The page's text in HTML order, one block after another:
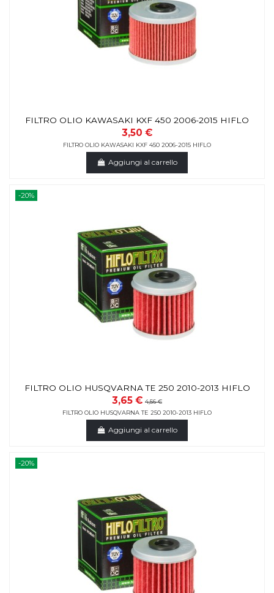
FILTRO OLIO KAWASAKI KXF 450 2006-2015 HIFLO
3,50 €
FILTRO OLIO KAWASAKI KXF 450 2006-2015 HIFLO
Aggiungi al carrello
-20%
FILTRO OLIO HUSQVARNA TE 250 2010-2013 HIFLO
3,65 € 4,56 €
FILTRO OLIO HUSQVARNA TE 250 2010-2013 HIFLO
Aggiungi al carrello
-20%